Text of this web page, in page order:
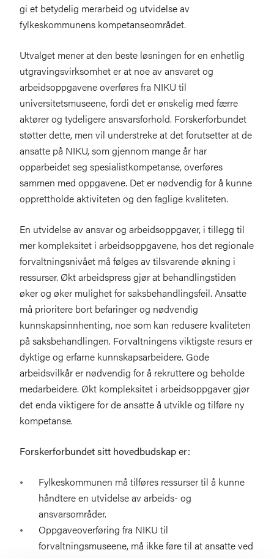
gi et betydelig merarbeid og utvidelse av
fylkeskommunens kompetanseområdet.
Utvalget mener at den beste løsningen for en enhetlig
utgravingsvirksomhet er at noe av ansvaret og
arbeidsoppgavene overføres fra NIKU til
universitetsmuseene, fordi det er ønskelig med færre
aktører og tydeligere ansvarsforhold. Forskerforbundet
støtter dette, men vil understreke at det forutsetter at de
ansatte på NIKU, som gjennom mange år har
opparbeidet seg spesialistkompetanse, overføres
sammen med oppgavene. Det er nødvendig for å kunne
opprettholde aktiviteten og den faglige kvaliteten.
En utvidelse av ansvar og arbeidsoppgaver, i tillegg til
mer kompleksitet i arbeidsoppgavene, hos det regionale
forvaltningsnivået må følges av tilsvarende økning i
ressurser. Økt arbeidspress gjør at behandlingstiden
øker og øker mulighet for saksbehandlingsfeil. Ansatte
må prioritere bort befaringer og nødvendig
kunnskapsinnhenting, noe som kan redusere kvaliteten
på saksbehandlingen. Forvaltningens viktigste resurs er
dyktige og erfarne kunnskapsarbeidere. Gode
arbeidsvilkår er nødvendig for å rekruttere og beholde
medarbeidere. Økt kompleksitet i arbeidsoppgaver gjør
det enda viktigere for de ansatte å utvikle og tilføre ny
kompetanse.
Forskerforbundet sitt hovedbudskap er:
Fylkeskommunen må tilføres ressurser til å kunne
håndtere en utvidelse av arbeids- og
ansvarsområder.
Oppgaveoverføring fra NIKU til
forvaltningsmuseene, må ikke føre til at ansatte ved